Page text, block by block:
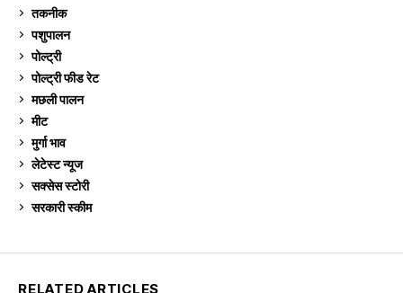
तकनीक
पशुपालन
पोल्ट्री
पोल्ट्री फीड रेट
मछली पालन
मीट
मुर्गा भाव
लेटेस्ट न्यूज
सक्सेस स्टो‍री
सरकारी स्की‍म
RELATED ARTICLES